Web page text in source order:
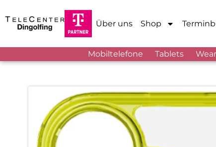
Über uns Shop
Mobiltelefone Tablets